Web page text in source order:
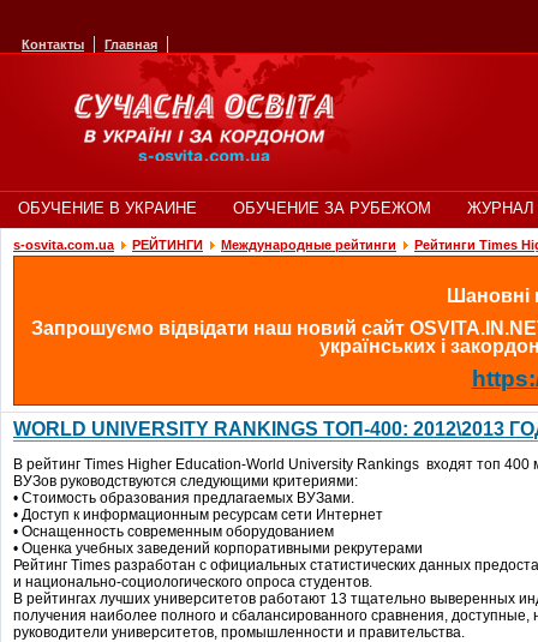
Контакты Главная
ОБУЧЕНИЕ В УКРАИНЕ ОБУЧЕНИЕ ЗА РУБЕЖОМ ЖУРНАЛ
s-osvita.com.ua РЕЙТИНГИ Международные рейтинги Рейтинги Times
Шановні
Запрошуємо відвідати наш новий сайт
українських і
WORLD UNIVERSITY RANKINGS ТОП-400: 2012\2013
В рейтинг Times Higher Education-World University Rankings входят топ
ВУЗов руководствуются следующими критериями:
• Стоимость образования предлагаемых ВУЗами.
• Доступ к информационным ресурсам сети Интернет
• Оснащенность современным оборудованием
• Оценка учебных заведений корпоративными рекрутерами
Рейтинг Times разработан с официальных статистических данных
и национально-социологического опроса студентов.
В рейтингах лучших университетов работают 13 тщательно выверенных
получения наиболее полного и сбалансированного сравнения,
руководители университетов, промышленности и правительства.